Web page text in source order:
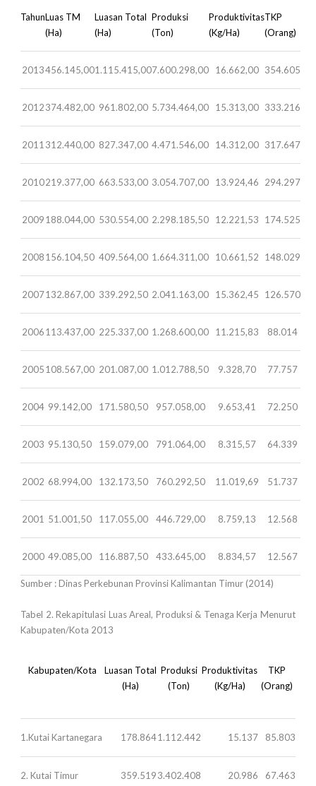
TahunLuas TM
(Ha)
Luasan Total
(Ha)
Produksi
(Ton)
Produktivitas
(Kg/Ha)
TKP
(Orang)
2013456.145,001.115.415,007.600.298,00 16.662,00 354.605
2012374.482,00 961.802,00 5.734.464,00 15.313,00 333.216
2011 312.440,00 827.347,00 4.471.546,00 14.312,00 317.647
2010219.377,00 663.533,00 3.054.707,00 13.924,46 294.297
2009188.044,00 530.554,00 2.298.185,50 12.221,53 174.525
2008156.104,50 409.564,00 1.664.311,00 10.661,52 148.029
2007132.867,00 339.292,50 2.041.163,00 15.362,45 126.570
2006113.437,00 225.337,00 1.268.600,00 11.215,83 88.014
2005108.567,00 201.087,00 1.012.788,50 9.328,70 77.757
2004 99.142,00 171.580,50 957.058,00 9.653,41 72.250
2003 95.130,50 159.079,00 791.064,00 8.315,57 64.339
2002 68.994,00 132.173,50 760.292,50 11.019,69 51.737
2001 51.001,50 117.055,00 446.729,00 8.759,13 12.568
2000 49.085,00 116.887,50 433.645,00 8.834,57 12.567
Sumber : Dinas Perkebunan Provinsi Kalimantan Timur (2014)
Tabel 2. Rekapitulasi Luas Areal, Produksi & Tenaga Kerja Menurut
Kabupaten/Kota 2013
Kabupaten/Kota
Luasan Total
(Ha)
Produksi
(Ton)
Produktivitas
(Kg/Ha)
TKP
(Orang)
1.Kutai Kartanegara 178.8641.112.442 15.137 85.803
2. Kutai Timur 359.5193.402.408 20.986 67.463